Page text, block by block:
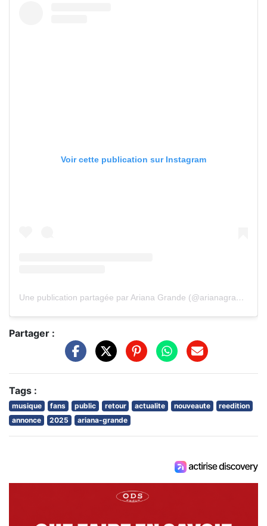
Voir cette publication sur Instagram
Une publication partagée par Ariana Grande (@arianagrande)
Partager :
Tags :
musique fans public retour actualite nouveaute
reedition
annonce
2025 ariana-grande